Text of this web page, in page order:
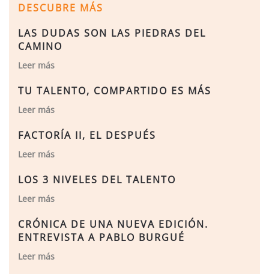
DESCUBRE MÁS
LAS DUDAS SON LAS PIEDRAS DEL
CAMINO
Leer más
TU TALENTO, COMPARTIDO ES MÁS
Leer más
FACTORÍA II, EL DESPUÉS
Leer más
LOS 3 NIVELES DEL TALENTO
Leer más
CRÓNICA DE UNA NUEVA EDICIÓN.
ENTREVISTA A PABLO BURGUÉ
Leer más